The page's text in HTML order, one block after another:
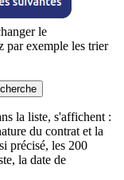
le
par exemple les trier
la liste, s'affichent :
du contrat et la
précisé, les 200
la date de